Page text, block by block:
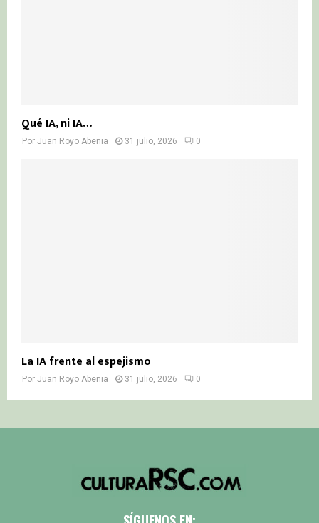
Qué IA, ni IA…
Por Juan Royo Abenia 31 julio, 2026 0
La IA frente al espejismo
Por Juan Royo Abenia 31 julio, 2026 0